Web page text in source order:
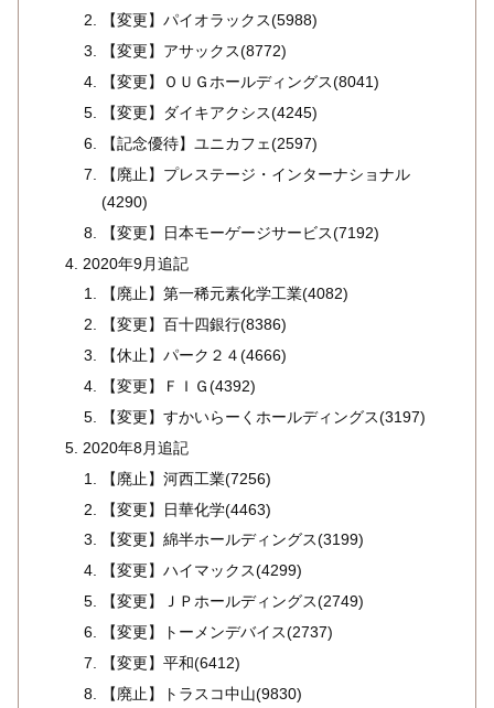
【変更】パイオラックス(5988)
【変更】アサックス(8772)
【変更】ＯＵＧホールディングス(8041)
【変更】ダイキアクシス(4245)
【記念優待】ユニカフェ(2597)
【廃止】プレステージ・インターナショナル
(4290)
【変更】日本モーゲージサービス(7192)
2020年9月追記
【廃止】第一稀元素化学工業(4082)
【変更】百十四銀行(8386)
【休止】パーク２４(4666)
【変更】ＦＩＧ(4392)
【変更】すかいらーくホールディングス(3197)
2020年8月追記
【廃止】河西工業(7256)
【変更】日華化学(4463)
【変更】綿半ホールディングス(3199)
【変更】ハイマックス(4299)
【変更】ＪＰホールディングス(2749)
【変更】トーメンデバイス(2737)
【変更】平和(6412)
【廃止】トラスコ中山(9830)